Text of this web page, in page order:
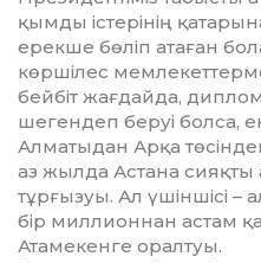
қым­ды істерінің
ерекше бөліп атаған
көр­ші­лес
бейбіт жағдайда,
шегендеп беруі болса,
Алматыдан Ар­қа
аз жылда Астана
тұрғызуы. Ал үшіншісі
бір мил­лион­нан астам
Атамекенге оралтуы.